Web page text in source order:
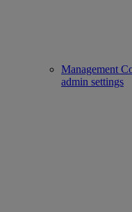
Management
admin settings